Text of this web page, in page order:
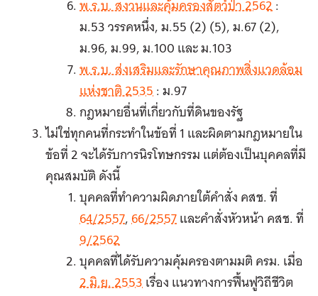
พ.ร.บ. สงวนและคุ้มครองสัตว์ป่า 2562:
ม.53 วรรคหนึ่ง, ม.55 (2) (5), ม.67 (2),
ม.96, ม.99, ม.100 และ ม.103
พ.ร.บ. ส่งเสริมและรักษาคุณภาพสิ่งแวดล้อม
แห่งชาติ 2535: ม.97
กฎหมายอื่นที่เกี่ยวกับที่ดินของรัฐ
ไม่ใช่ทุกคนที่กระทำในข้อที่ 1 และผิดตามกฎหมายใน
ข้อที่ 2 จะได้รับการนิรโทษกรรม แต่ต้องเป็นบุคคลที่มี
คุณสมบัติ ดังนี้
บุคคลที่ทำความผิดภายใต้คำสั่ง คสช. ที่
64/2557,66/2557และคำสั่งหัวหน้า คสช. ที่
9/2562
บุคคลที่ได้รับความคุ้มครองตามมติ ครม. เมื่อ
2 มิ.ย. 2553เรื่อง แนวทางการฟื้นฟูวิถีชีวิต